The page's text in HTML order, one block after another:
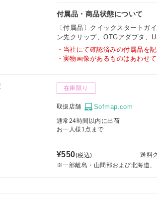
付属品・商品状態について
〔付属品〕クイックスタートガ
ン先クリップ、OTGアダプタ、
当社にて確認済みの付属品を記
実物画像があるものはあわせて
在庫限り
取扱店舗 Sofmap.com
通常24時間以内に出荷
お一人様1点まで
¥550(税込) 送料
※一部離島・山間部および北海道、